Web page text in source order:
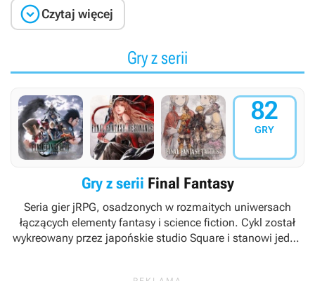
Czytaj więcej
Gry z serii
82
GRY
Gry z serii Final Fantasy
Seria gier jRPG, osadzonych w rozmaitych uniwersach
łączących elementy fantasy i science fiction. Cykl został
wykreowany przez japońskie studio Square i stanowi jedną